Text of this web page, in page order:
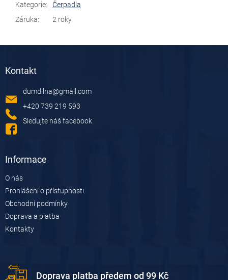
Kategorie:
Čerpadla
Záruka: 2 roky
Kontakt
dumdilna@gmail.com
+420 739 219 593
Sledujte náš facebook
Informace
O nás
Prohlášení o přístupnosti
Obchodní podmínky
Doprava a platba
Kontakty
Doprava platba předem od 99 Kč